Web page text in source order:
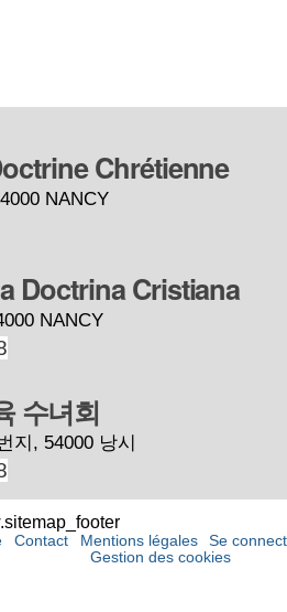
Chrétienne
NANCY
Doctrina Cristiana
NANCY
수녀회
지, 54000 낭시
Contact Mentions légales
Se
Gestion des cookies